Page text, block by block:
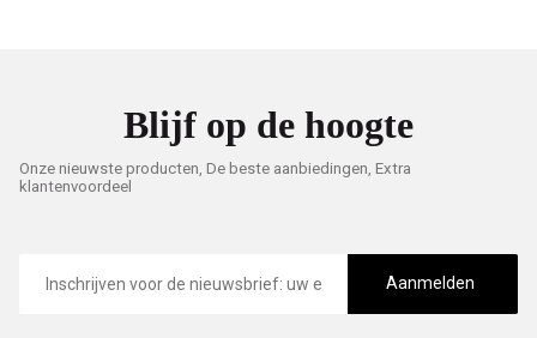
Blijf op de hoogte
Onze nieuwste producten, De beste aanbiedingen, Extra
klantenvoordeel
mailadres
Aanmelden